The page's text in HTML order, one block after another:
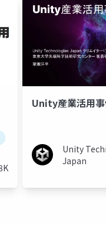
Unity産業活用
Unity
Japan